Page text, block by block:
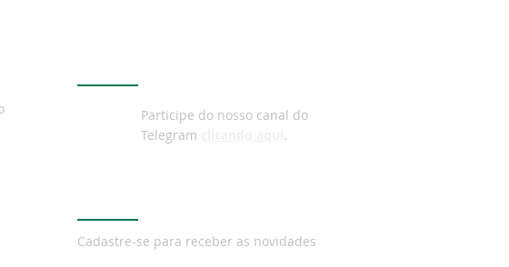
Participe do nosso canal do
Telegram
.
Cadastre-se para receber as novidades